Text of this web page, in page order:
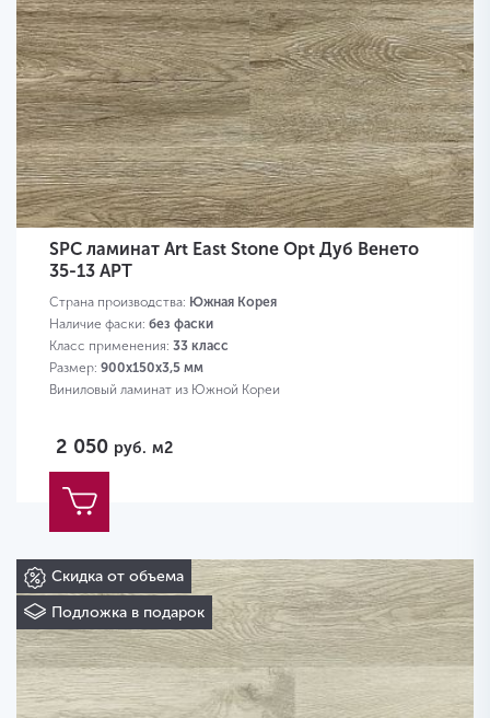
SPC ламинат Art East Stone Opt Дуб Венето
35-13 APT
Страна производства: Южная Корея
Наличие фаски: без фаски
Класс применения: 33 класс
Размер: 900х150х3,5 мм
Виниловый ламинат из Южной Кореи
2 050 руб. м2
Скидка от объема
Подложка в подарок